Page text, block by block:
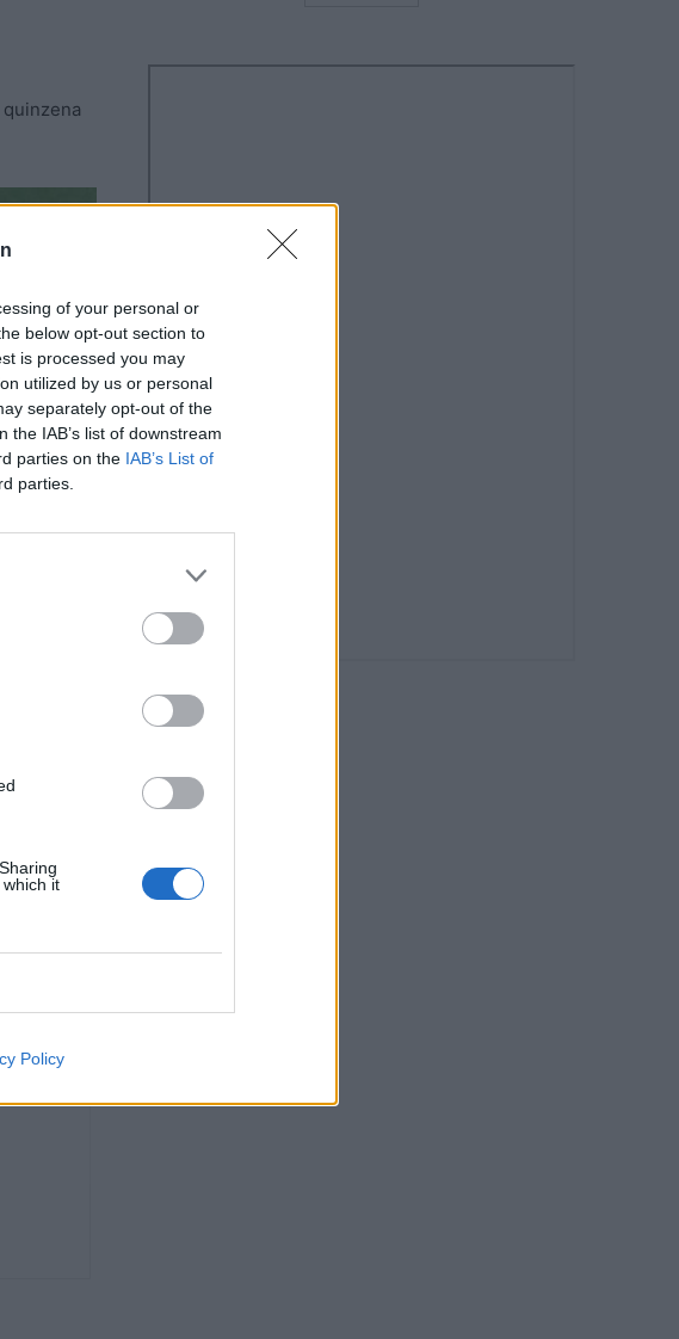
of your personal or
below opt-out section to
is processed you may
utilized by us or personal
separately opt-out of the
IAB’s list of downstream
parties on the IAB’s List of
parties.
it
Policy
trencada